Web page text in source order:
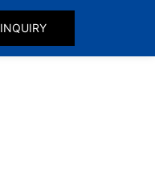
INQUIRY